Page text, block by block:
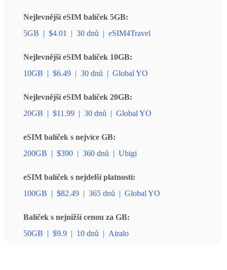
Nejlevnější eSIM balíček 5GB:
5GB | $4.01 | 30 dnů | eSIM4Travel
Nejlevnější eSIM balíček 10GB:
10GB | $6.49 | 30 dnů | Global YO
Nejlevnější eSIM balíček 20GB:
20GB | $11.99 | 30 dnů | Global YO
eSIM balíček s nejvíce GB:
200GB | $390 | 360 dnů | Ubigi
eSIM balíček s nejdelší platností:
100GB | $82.49 | 365 dnů | Global YO
Balíček s nejnižší cenou za GB:
50GB | $9.9 | 10 dnů | Airalo